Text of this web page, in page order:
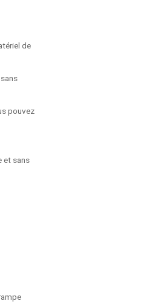
de
pouvez
et sans